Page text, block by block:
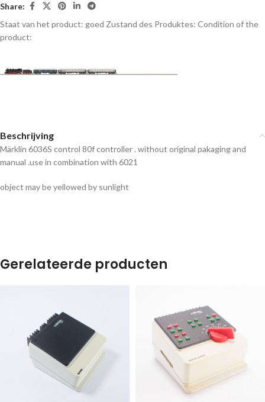
Share:
Staat van het product: goed Zustand des Produktes: Condition of the
product:
Beschrijving
Märklin 6036S control 80f controller . without original pakaging and
manual .use in combination with 6021
object may be yellowed by sunlight
Gerelateerde producten